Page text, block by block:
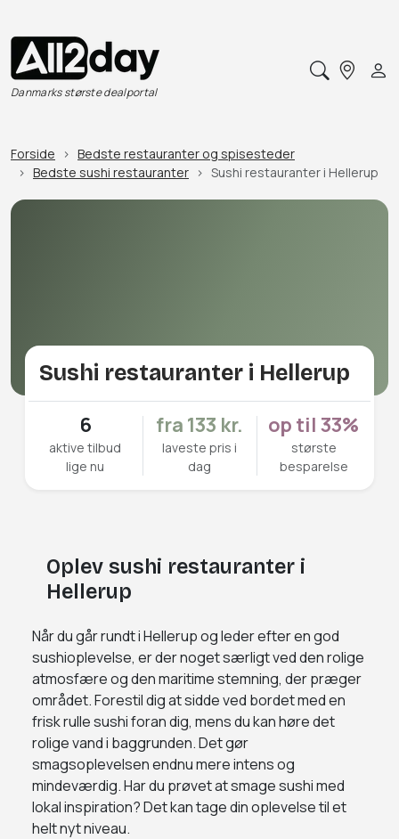
Danmarks største dealportal
Forside
Bedste restauranter og spisesteder
Bedste sushi restauranter
Sushi restauranter i Hellerup
Sushi restauranter i Hellerup
6
aktive tilbud
lige nu
fra 133 kr.
laveste pris i
dag
op til 33%
største
besparelse
Oplev sushi restauranter i
Hellerup
Når du går rundt i Hellerup og leder efter en god
sushioplevelse, er der noget særligt ved den rolige
atmosfære og den maritime stemning, der præger
området. Forestil dig at sidde ved bordet med en
frisk rulle sushi foran dig, mens du kan høre det
rolige vand i baggrunden. Det gør
smagsoplevelsen endnu mere intens og
mindeværdig. Har du prøvet at smage sushi med
lokal inspiration? Det kan tage din oplevelse til et
helt nyt niveau.